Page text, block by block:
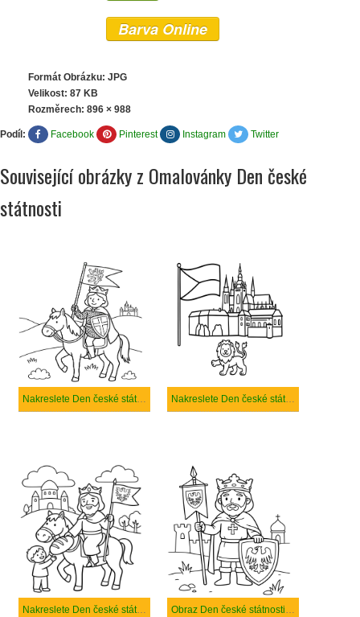
Barva Online
Formát Obrázku: JPG
Velikost: 87 KB
Rozměrech: 896 × 988
Podíl: Facebook Pinterest Instagram Twitter
Související obrázky z Omalovánky Den české
státnosti
Nakreslete Den české státnosti zdarma základní tisknutelné Nakreslete Den české státnosti zdarma pro děti
Nakreslete Den české státnosti